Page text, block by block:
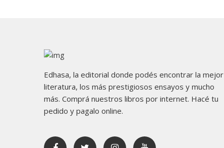
Edhasa, la editorial donde podés encontrar la mejor
literatura, los más prestigiosos ensayos y mucho
más. Comprá nuestros libros por internet. Hacé tu
pedido y pagalo online.